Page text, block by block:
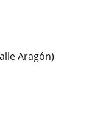
Aragón)